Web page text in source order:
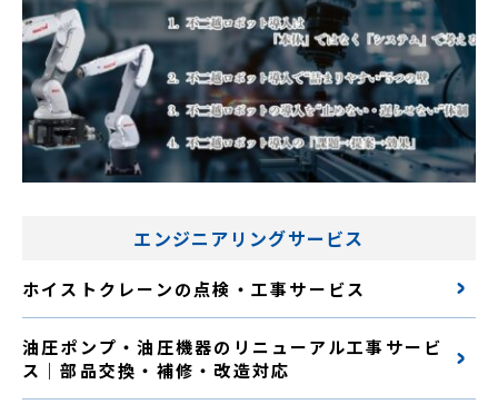
エンジニアリングサービス
ホイストクレーンの点検・工事サービス
油圧ポンプ・油圧機器のリニューアル工事サービ
ス｜部品交換・補修・改造対応